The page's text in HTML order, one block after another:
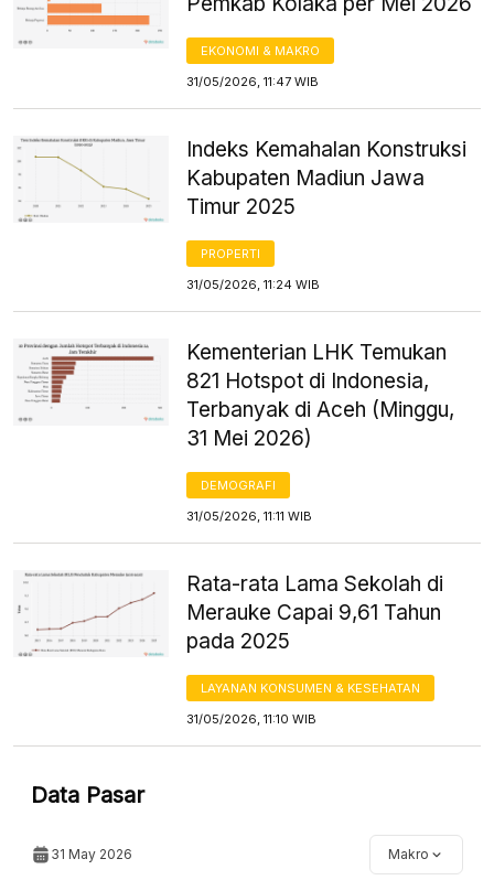
EKONOMI & MAKRO
31/05/2026, 11:47 WIB
Indeks Kemahalan Konstruksi
Kabupaten Madiun Jawa
Timur 2025
PROPERTI
31/05/2026, 11:24 WIB
Kementerian LHK Temukan
821 Hotspot di Indonesia,
Terbanyak di Aceh (Minggu,
31 Mei 2026)
DEMOGRAFI
31/05/2026, 11:11 WIB
Rata-rata Lama Sekolah di
Merauke Capai 9,61 Tahun
pada 2025
LAYANAN KONSUMEN & KESEHATAN
31/05/2026, 11:10 WIB
Data Pasar
31 May 2026 Makro